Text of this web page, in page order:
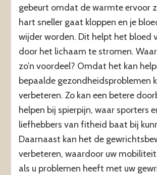
gebeurt omdat de warmte ervoor
hart sneller gaat kloppen en je
wijder worden. Dit helpt het bloed
door het lichaam te stromen.
zo’n voordeel? Omdat het kan
bepaalde gezondheidsproblemen
verbeteren. Zo kan een betere
helpen bij spierpijn, waar sporters
liefhebbers van fitheid baat bij
Daarnaast kan het de
verbeteren, waardoor uw
als u problemen heeft met uw